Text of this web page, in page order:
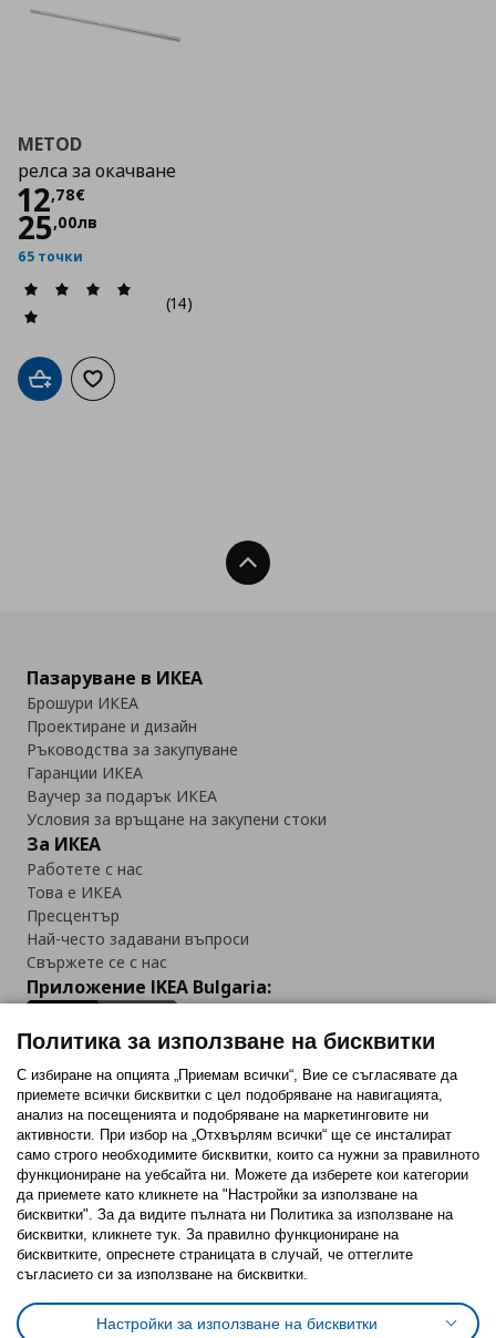
METOD
релса за окачване
12,78€
Цена
25,00лв
65 точки
(14)
Добави в кошницата
Добави към списъка с любими
Нагоре
Пазаруване в ИКЕА
Брошури ИКЕА
Проектиране и дизайн
Ръководства за закупуване
Гаранции ИКЕА
Ваучер за подарък ИКЕА
Условия за връщане на закупени стоки
За ИКЕА
Работете с нас
Това е ИКЕА
Пресцентър
Най-често задавани въпроси
Свържете се с нас
Приложение IKEA Bulgaria:
Последвайте ни:
FacebookTwitterYoutubePinterestInstagram
Политика за използване на бисквитки (Cookies)
Избор на настройки за използване на бисквитки
Условия за ползване на ikea.bgОбща политика за личните данни
Политика за използване на бисквитки
С избиране на опцията „Приемам всички“, Вие се съгласявате да
приемете всички бисквитки с цел подобряване на навигацията,
анализ на посещенията и подобряване на маркетинговите ни
активности. При избор на „Отхвърлям всички“ ще се инсталират
само строго необходимитe бисквитки, които са нужни за правилното
функциониране на уебсайта ни. Можете да изберете кои категории
да приемете като кликнете на "Настройки за използване на
бисквитки". За да видите пълната ни Политика за използване на
бисквитки, кликнете тук. За правилно функциониране на
бисквитките, опреснете страницата в случай, че оттеглите
съгласието си за използване на бисквитки.
Настройки за използване на бисквитки